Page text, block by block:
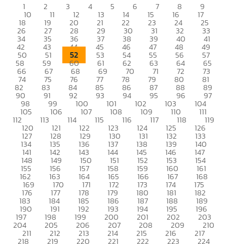
1 2 3 4 5 6 7 8 9
10 11 12 13 14 15 16 17
18 19 20 21 22 23 24 25
26 27 28 29 30 31 32 33
34 35 36 37 38 39 40 41
42 43 44 45 46 47 48 49
50 51 52 53 54 55 56 57
58 59 60 61 62 63 64 65
66 67 68 69 70 71 72 73
74 75 76 77 78 79 80 81
82 83 84 85 86 87 88 89
90 91 92 93 94 95 96 97
98 99 100 101 102 103 104
105 106 107 108 109 110 111
112 113 114 115 116 117 118 119
120 121 122 123 124 125 126
127 128 129 130 131 132 133
134 135 136 137 138 139 140
141 142 143 144 145 146 147
148 149 150 151 152 153 154
155 156 157 158 159 160 161
162 163 164 165 166 167 168
169 170 171 172 173 174 175
176 177 178 179 180 181 182
183 184 185 186 187 188 189
190 191 192 193 194 195 196
197 198 199 200 201 202 203
204 205 206 207 208 209 210
211 212 213 214 215 216 217
218 219 220 221 222 223 224